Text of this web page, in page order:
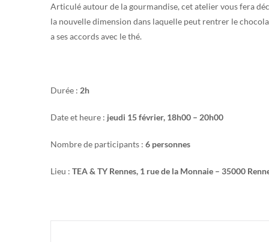
Articulé autour de la gourmandise, cet atelier vous fera
la nouvelle dimension dans laquelle peut rentrer le
a ses accords avec le thé.
Durée : 2h
Date et heure : jeudi 15 février, 18h00 – 20h00
Nombre de participants : 6 personnes
Lieu : TEA & TY Rennes, 1 rue de la Monnaie – 35000